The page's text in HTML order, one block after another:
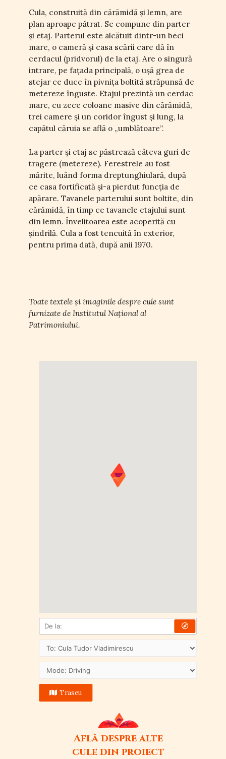
Cula, construită din cărămidă și lemn, are
plan aproape pătrat. Se compune din parter
și etaj. Parterul este alcătuit dintr-un beci
mare, o cameră și casa scării care dă în
cerdacul (pridvorul) de la etaj. Are o singură
intrare, pe fațada principală, o ușă grea de
stejar ce duce în pivnița boltită străpunsă de
metereze înguste. Etajul prezintă un cerdac
mare, cu zece coloane masive din cărămidă,
trei camere și un coridor îngust și lung, la
capătul căruia se află o „umblătoare”.
La parter și etaj se păstrează câteva guri de
tragere (metereze). Ferestrele au fost
mărite, luând forma dreptunghiulară, după
ce casa fortificată și-a pierdut funcția de
apărare. Tavanele parterului sunt boltite, din
cărămidă, în timp ce tavanele etajului sunt
din lemn. Învelitoarea este acoperită cu
șindrilă. Cula a fost tencuită în exterior,
pentru prima dată, după anii 1970.
Toate textele și imaginile despre cule sunt
furnizate de Institutul Național al
Patrimoniului.
Traseu
Află despre alte
cule din proiect